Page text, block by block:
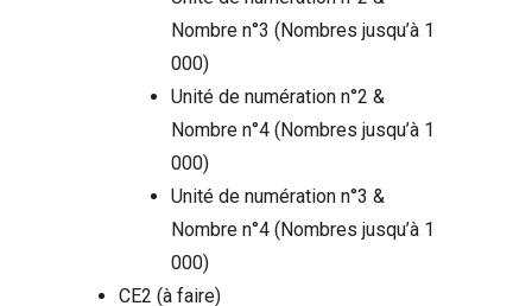
Nombre n°3 (Nombres jusqu’à 1
000)
Unité de numération n°2 &
Nombre n°4 (Nombres jusqu’à 1
000)
Unité de numération n°3 &
Nombre n°4 (Nombres jusqu’à 1
000)
CE2 (à faire)